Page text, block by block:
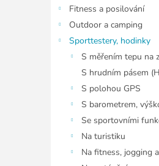
Fitness a posilování
Outdoor a camping
Sporttestery, hodinky
S měřením tepu na
S hrudním pásem
S polohou GPS
S barometrem,
Se sportovními
Na turistiku
Na fitness, jogging